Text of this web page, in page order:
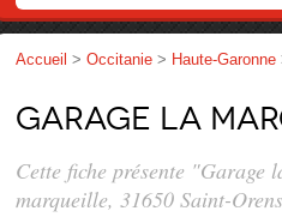
Accueil > Occitanie > Haute-Garonne
Garage la
Cette fiche présente
marqueille, 31650 Saint-